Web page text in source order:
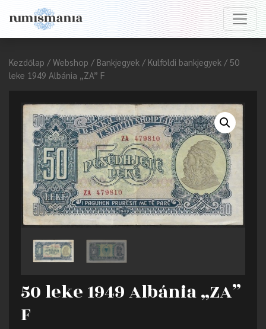
Kezdőlap / Webshop / Bankjegyek / Külföldi bankjegyek / 50
leke 1949 Albánia „ZA” F
50 leke 1949 Albánia „ZA”
F